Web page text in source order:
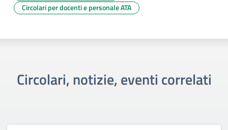
Circolari per docenti e personale ATA
Circolari, notizie, eventi correlati